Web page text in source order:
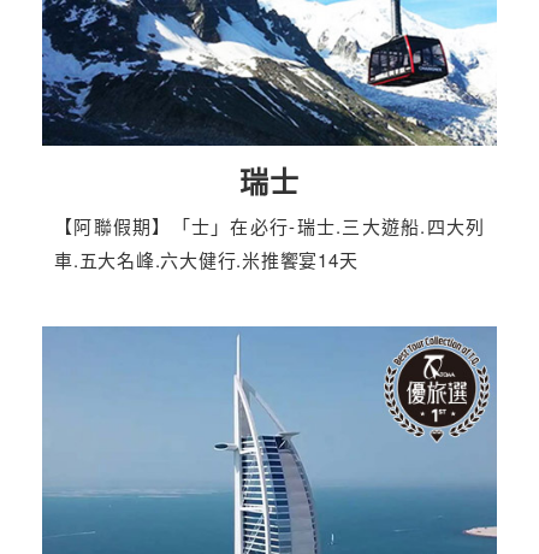
瑞士
【阿聯假期】「士」在必行-瑞士.三大遊船.四大列
車.五大名峰.六大健行.米推饗宴14天